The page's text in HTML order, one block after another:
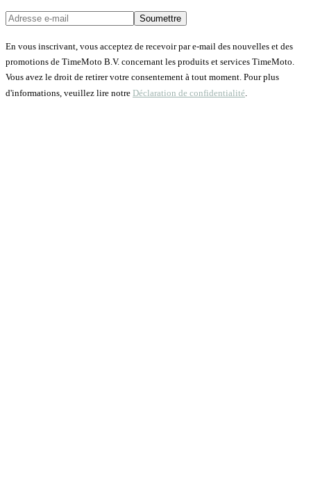
Soumettre
En vous inscrivant, vous acceptez de recevoir par e-mail des nouvelles et des
promotions de TimeMoto B.V. concernant les produits et services TimeMoto.
Vous avez le droit de retirer votre consentement à tout moment. Pour plus
d'informations, veuillez lire notre Déclaration de confidentialité